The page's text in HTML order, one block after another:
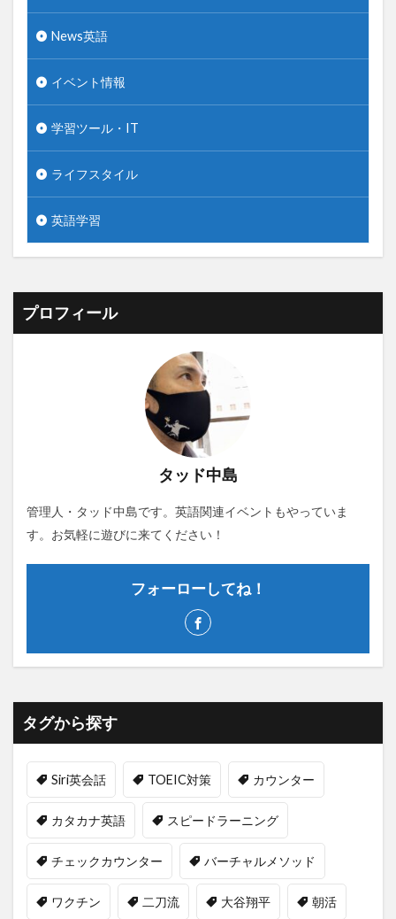
News英語
イベント情報
学習ツール・IT
ライフスタイル
英語学習
プロフィール
タッド中島
管理人・タッド中島です。英語関連イベントもやっていま
す。お気軽に遊びに来てください！
フォーローしてね！
タグから探す
Siri英会話 TOEIC対策 カウンター
カタカナ英語 スピードラーニング
チェックカウンター バーチャルメソッド
ワクチン 二刀流 大谷翔平 朝活